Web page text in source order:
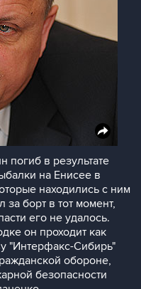
погиб в результате
на Енисее в
находились с ним
за борт в тот момент,
его не удалось.
он проходит как
"Интерфакс-Сибирь"
обороне,
безопасности